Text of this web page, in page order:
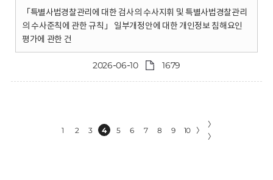
「특별사법경찰관리에 대한 검사의 수사지휘 및 특별사법경찰관리
의 수사준칙에 관한 규칙」 일부개정안에 대한 개인정보 침해요인
평가에 관한 건
2026-06-10 1679
1 2 3 4 5 6 7 8 9 10 〉
〉
〉